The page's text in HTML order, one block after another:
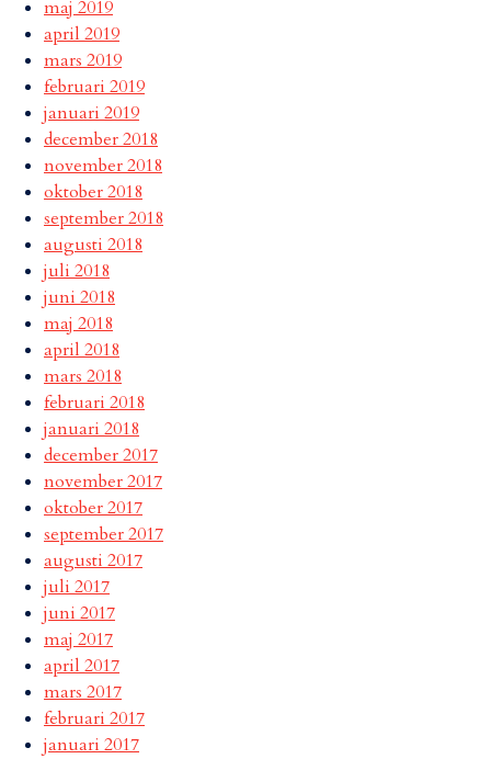
maj 2019
april 2019
mars 2019
februari 2019
januari 2019
december 2018
november 2018
oktober 2018
september 2018
augusti 2018
juli 2018
juni 2018
maj 2018
april 2018
mars 2018
februari 2018
januari 2018
december 2017
november 2017
oktober 2017
september 2017
augusti 2017
juli 2017
juni 2017
maj 2017
april 2017
mars 2017
februari 2017
januari 2017